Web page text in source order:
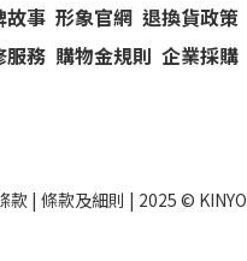
故事 形象官網 退換貨政策
服務 購物金規則 企業採購
款 | 條款及細則 | 2025 © KINYO